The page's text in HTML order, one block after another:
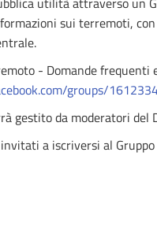
sui terremoti,
- Domande
groups/
gestito da moderatori del
a iscriversi al